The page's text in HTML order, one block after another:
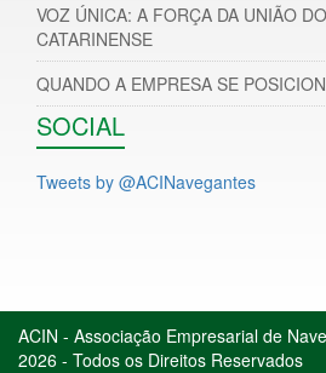
VOZ ÚNICA: A FORÇA DA UNIÃO
CATARINENSE
QUANDO A EMPRESA SE
SOCIAL
Tweets by @ACINavegantes
ACIN - Associação Empresarial de
2026 - Todos os Direitos Reservados